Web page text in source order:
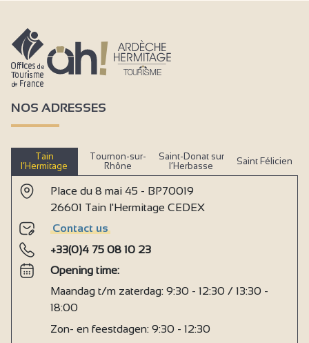
NOS ADRESSES
Tain
l’Hermitage
Tournon-sur-
Rhône
Saint-Donat sur
l’Herbasse
Saint Félicien
Place du 8 mai 45 - BP70019
26601 Tain l'Hermitage CEDEX
Contact us
+33(0)4 75 08 10 23
Opening time:
Maandag t/m zaterdag: 9:30 - 12:30 / 13:30 -
18:00
Zon- en feestdagen: 9:30 - 12:30